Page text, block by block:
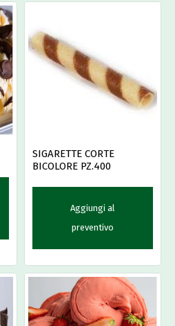
SIGARETTE CORTE
BICOLORE PZ.400
Aggiungi al
preventivo